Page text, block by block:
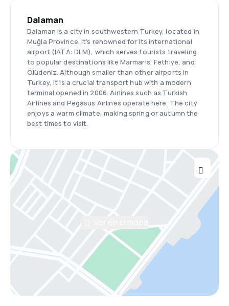
Dalaman
Dalaman is a city in southwestern Turkey, located in
Muğla Province. It's renowned for its international
airport (IATA: DLM), which serves tourists traveling
to popular destinations like Marmaris, Fethiye, and
Ölüdeniz. Although smaller than other airports in
Turkey, it is a crucial transport hub with a modern
terminal opened in 2006. Airlines such as Turkish
Airlines and Pegasus Airlines operate here. The city
enjoys a warm climate, making spring or autumn the
best times to visit.